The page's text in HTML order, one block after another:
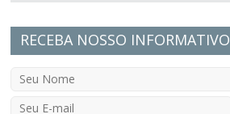
RECEBA NOSSO INFORMATIVO